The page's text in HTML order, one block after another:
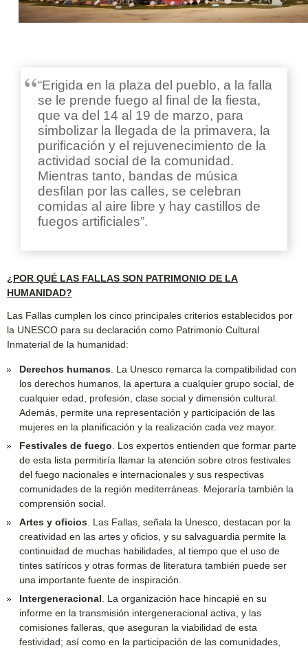
“Erigida en la plaza del pueblo, a la falla
se le prende fuego al final de la fiesta,
que va del 14 al 19 de marzo, para
simbolizar la llegada de la primavera, la
purificación y el rejuvenecimiento de la
actividad social de la comunidad.
Mientras tanto, bandas de música
desfilan por las calles, se celebran
comidas al aire libre y hay castillos de
fuegos artificiales”.
¿POR QUÉ LAS FALLAS SON PATRIMONIO DE LA
HUMANIDAD?
Las Fallas cumplen los cinco principales criterios establecidos por
la UNESCO para su declaración como Patrimonio Cultural
Inmaterial de la humanidad:
Derechos humanos . La Unesco remarca la compatibilidad con
los derechos humanos, la apertura a cualquier grupo social, de
cualquier edad, profesión, clase social y dimensión cultural.
Además, permite una representación y participación de las
mujeres en la planificación y la realización cada vez mayor.
Festivales de fuego . Los expertos entienden que formar parte
de esta lista permitiría llamar la atención sobre otros festivales
del fuego nacionales e internacionales y sus respectivas
comunidades de la región mediterráneas. Mejoraría también la
comprensión social.
Artes y oficios . Las Fallas, señala la Unesco, destacan por la
creatividad en las artes y oficios, y su salvaguardia permite la
continuidad de muchas habilidades, al tiempo que el uso de
tintes satíricos y otras formas de literatura también puede ser
una importante fuente de inspiración.
Intergeneracional . La organización hace hincapié en su
informe en la transmisión intergeneracional activa, y las
comisiones falleras, que aseguran la viabilidad de esta
festividad; así como en la participación de las comunidades,